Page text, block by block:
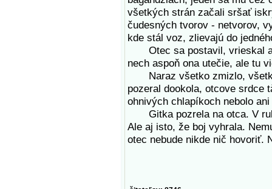
všetkých strán začali sršať
čudesných tvorov - netvorov,
kde stál voz, zlievajú do
Otec sa postavil, vrieskal
nech aspoň ona utečie, ale tu
Naraz všetko zmizlo,
pozeral dookola, otcove srdce
ohnivých chlapíkoch nebolo
Gitka pozrela na otca. V
Ale aj isto, že boj vyhrala.
otec nebude nikde nič hovoriť.